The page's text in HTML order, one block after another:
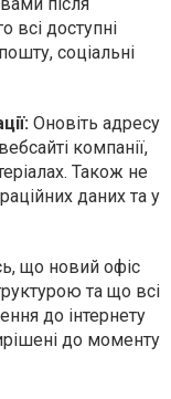
всі доступні
соціальні
Оновіть адресу
компанії,
Також не
даних та у
що новий офіс
та що всі
до інтернету
до моменту